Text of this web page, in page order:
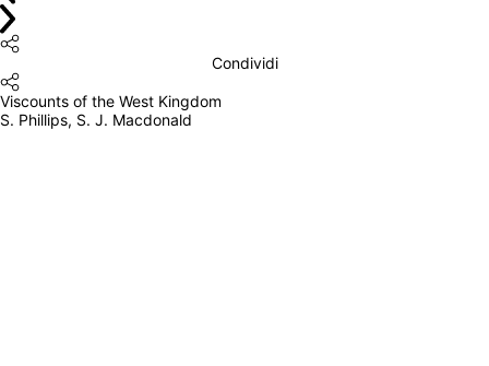
Condividi
Viscounts of the West Kingdom
S. Phillips, S. J. Macdonald